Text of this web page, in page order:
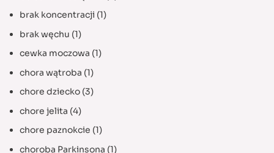
brak koncentracji (1)
brak węchu (1)
cewka moczowa (1)
chora wątroba (1)
chore dziecko(3)
chore jelita (4)
chore paznokcie (1)
choroba Parkinsona (1)